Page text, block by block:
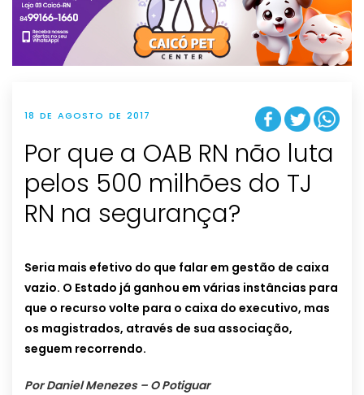
t
i
o
n
18 DE AGOSTO DE 2017
Por que a OAB RN não luta
pelos 500 milhões do TJ
RN na segurança?
Seria mais efetivo do que falar em gestão de caixa
vazio. O Estado já ganhou em várias instâncias para
que o recurso volte para o caixa do executivo, mas
os magistrados, através de sua associação,
seguem recorrendo.
Por Daniel Menezes – O Potiguar